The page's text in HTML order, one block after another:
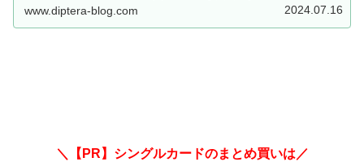
華」！！【遊戯王OCG】
www.diptera-blog.com 2024.07.16
＼【PR】シングルカードのまとめ買いは／